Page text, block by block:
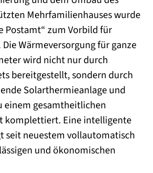
Mehrfamilienhauses wurde
Postamt“ zum Vorbild für
Wärmeversorgung für ganze
wird nicht nur durch
bereitgestellt, sondern durch
Solarthermieanlage und
einem gesamtheitlichen
komplettiert. Eine intelligente
seit neuestem vollautomatisch
und ökonomischen